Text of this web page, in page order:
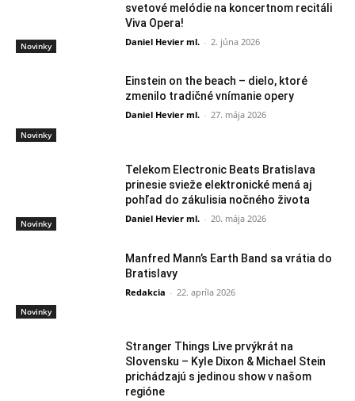
Novinky
svetové melódie na koncertnom recitáli
Viva Opera!
Daniel Hevier ml. - 2. júna 2026
Novinky
Einstein on the beach – dielo, ktoré
zmenilo tradičné vnímanie opery
Daniel Hevier ml. - 27. mája 2026
Novinky
Telekom Electronic Beats Bratislava
prinesie svieže elektronické mená aj
pohľad do zákulisia nočného života
Daniel Hevier ml. - 20. mája 2026
Novinky
Manfred Mann’s Earth Band sa vrátia do
Bratislavy
Redakcia - 22. apríla 2026
Stranger Things Live prvýkrát na
Slovensku – Kyle Dixon & Michael Stein
prichádzajú s jedinou show v našom
regióne